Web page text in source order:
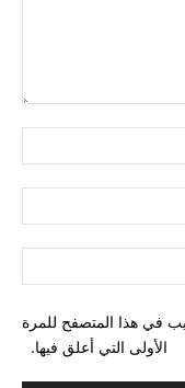
في هذا المتصفح للمرة
الأولى التي أعلق فيها.